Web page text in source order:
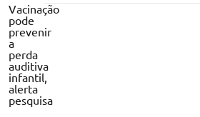
Vacinação
pode
prevenir
a
perda
auditiva
infantil,
alerta
pesquisa